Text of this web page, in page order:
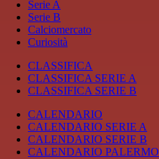
Serie A
Serie B
Calciomercato
Curiosità
CLASSIFICA
CLASSIFICA SERIE A
CLASSIFICA SERIE B
CALENDARIO
CALENDARIO SERIE A
CALENDARIO SERIE B
CALENDARIO PALERMO